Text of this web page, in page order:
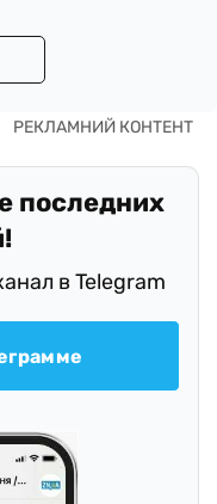
последних
в Telegram